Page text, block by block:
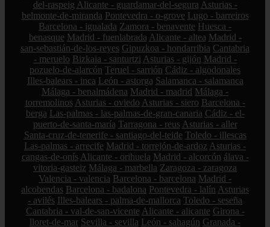
del-raspeig Alicante - guardamar-del-segura Asturias -
belmonte-de-miranda Pontevedra - o-grove Lugo - barreiros
Barcelona - igualada Zamora - benavente Huesca -
benasque Madrid - fuenlabrada Alicante - altea Madrid -
san-sebastián-de-los-reyes Gipuzkoa - hondarribia Cantabria
- meruelo Bizkaia - santurtzi Asturias - gijón Madrid -
pozuelo-de-alarcón Teruel - sarrión Cádiz - algodonales
Illes-balears - inca León - astorga Salamanca - salamanca
Málaga - benalmádena Madrid - madrid Málaga -
torremolinos Asturias - oviedo Asturias - siero Barcelona -
berga Las-palmas - las-palmas-de-gran-canaria Cádiz - el-
puerto-de-santa-maría Tarragona - reus Asturias - aller
Santa-cruz-de-tenerife - santiago-del-teide Toledo - illescas
Las-palmas - arrecife Madrid - torrejón-de-ardoz Asturias -
cangas-de-onís Alicante - orihuela Madrid - alcorcón álava -
vitoria-gasteiz Málaga - marbella Zaragoza - zaragoza
Valencia - valencia Barcelona - barcelona Madrid -
alcobendas Barcelona - badalona Pontevedra - lalín Asturias
- avilés Illes-balears - palma-de-mallorca Toledo - seseña
Cantabria - val-de-san-vicente Alicante - alicante Girona -
lloret-de-mar Sevilla - sevilla León - sahagún Granada -